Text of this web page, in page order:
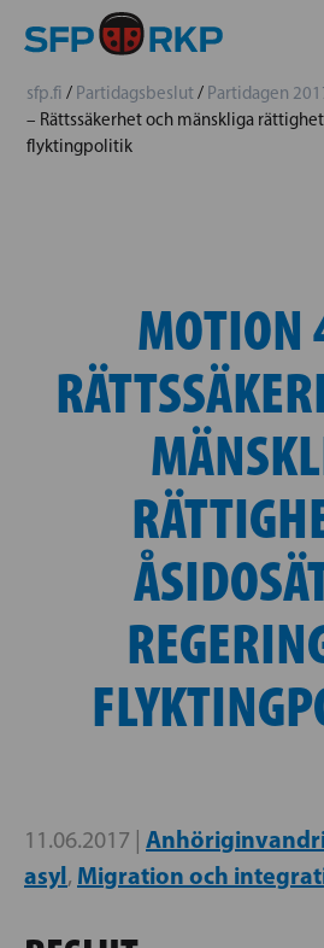
sfp.fi / Partidagsbeslut/ Partidagen
– Rättssäkerhet och mänskliga
flyktingpolitik
MOTION
11.06.2017 |
asyl, Migration och